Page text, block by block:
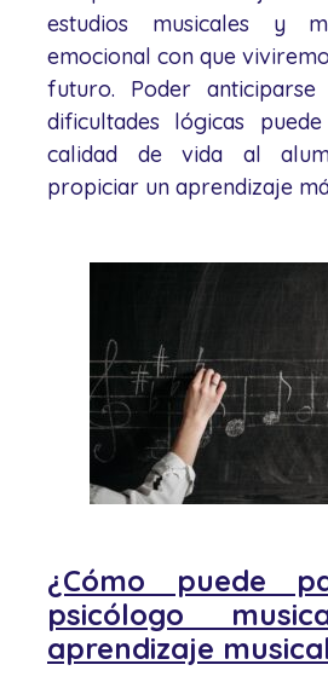
estudios musicales y
emocional con que
futuro. Poder
dificultades lógicas
calidad de vida al
propiciar un aprendizaje
¿Cómo puede
psicólogo
aprendizaje